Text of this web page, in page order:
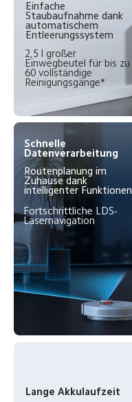
Einfache
Staubaufnahme dank
automatischem
Entleerungssystem
2,5 l großer
Einwegbeutel für bis zu
60 vollständige
Reinigungsgänge*
Schnelle
Datenverarbeitung
Routenplanung im
Zuhause dank
intelligenter Funktionen
Fortschrittliche LDS-
Lasernavigation
Lange Akkulaufzeit